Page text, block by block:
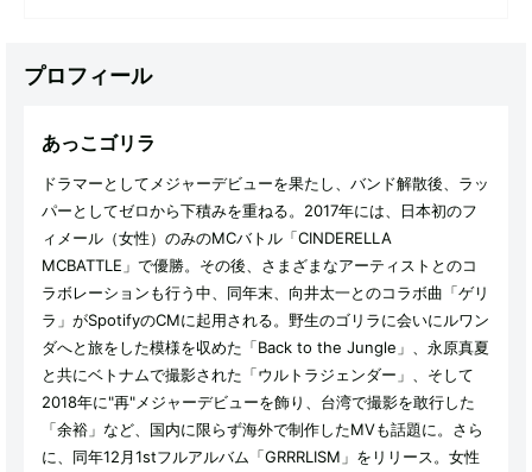
プロフィール
あっこゴリラ
ドラマーとしてメジャーデビューを果たし、バンド解散後、ラッ
パーとしてゼロから下積みを重ねる。2017年には、日本初のフ
ィメール（女性）のみのMCバトル「CINDERELLA
MCBATTLE」で優勝。その後、さまざまなアーティストとのコ
ラボレーションも行う中、同年末、向井太一とのコラボ曲「ゲリ
ラ」がSpotifyのCMに起用される。野生のゴリラに会いにルワン
ダへと旅をした模様を収めた「Back to the Jungle」、永原真夏
と共にベトナムで撮影された「ウルトラジェンダー」、そして
2018年に"再"メジャーデビューを飾り、台湾で撮影を敢行した
「余裕」など、国内に限らず海外で制作したMVも話題に。さら
に、同年12月1stフルアルバム「GRRRLISM」をリリース。女性